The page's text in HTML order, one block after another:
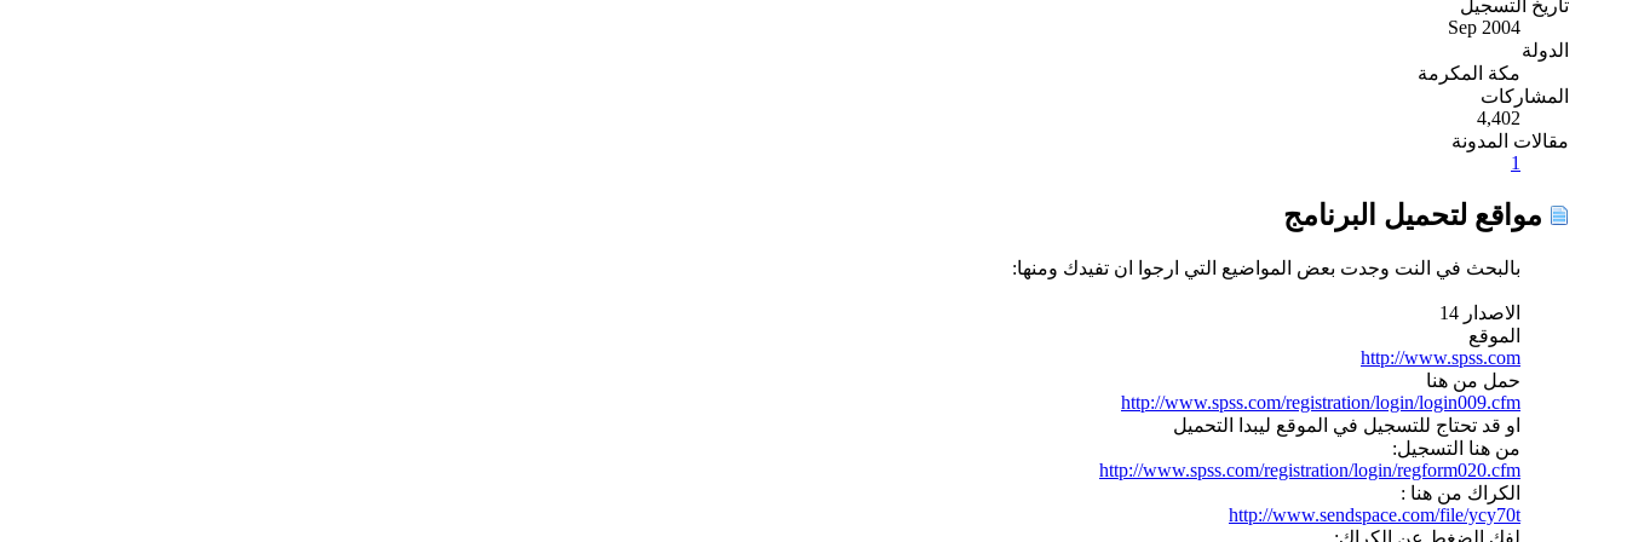
تاريخ التسجيل
Sep 2004
الدولة
مكة المكرمة
المشاركات
4,402
مقالات المدونة
1
مواقع لتحميل البرنامج
بالبحث في النت وجدت بعض المواضيع التي ارجوا ان تفيدك ومنها:
الاصدار 14
الموقع
http://www.spss.com
حمل من هنا
http://www.spss.com/registration/login/login009.cfm
او قد تحتاج للتسجيل في الموقع ليبدا التحميل
من هنا التسجيل:
http://www.spss.com/registration/login/regform020.cfm
الكراك من هنا :
http://www.sendspace.com/file/ycy70t
لفك الضغط عن الكراك: